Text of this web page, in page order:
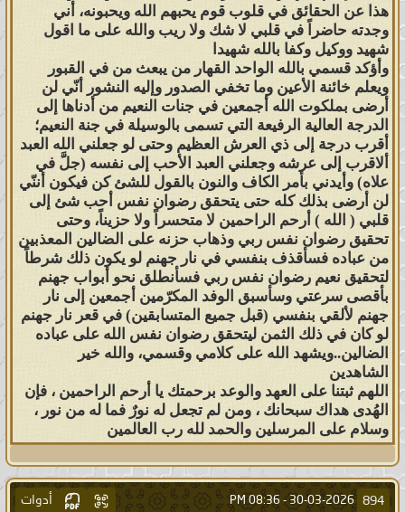
هذا عن الحقائق في قلوب قوم يحبهم الله ويحبونه، أني
وجدته حاضراً في قلبي لا شك ولا ريب والله على ما اقول
شهيد ووكيل وكفا بالله شهيدا
وأؤكد قسمي بالله الواحد القهار من يبعث من في القبور
ويعلم خائنة الأعين وما تخفي الصدور وإليه النشور أنّي لن
أرضى بملكوت الله أجمعين في جنات النعيم من أدناها إلى
الدرجة العالية الرفيعة التي تسمى بالوسيلة في جنة النعيم؛
أقرب درجة إلى ذي العرش العظيم وحتى لو جعلني الله العبد
ألاقرب إلى عرشه وجعلني العبد الأحب إلى نفسه (جلَّ في
علاه) وأيدني بأمر الكاف والنون بالقول للشئ كن فيكون أننّي
لن أرضى بذلك كله حتى يتحقق رضوان نفس أحب شئ إلى
قلبي ( الله ) أرحم الراحمين لا متحسراً ولا حزيناً، وحتى
تحقيق رضوان نفس ربي وذهاب حزنه على الضالين المعذبين
من عباده فسأقذف بنفسي في نار جهنم لو يكون ذلك شرطاً
لتحقيق نعيم رضوان نفس ربي فسأنطلق نحو أبواب جهنم
بأقصى سرعتي وسأسبق الوفد المكرّمين أجمعين إلى نار
جهنم لألقي بنفسي (قبل جميع المتسابقين) في قعر نار جهنم
لو كان في ذلك الثمن ليتحقق رضوان نفس الله على عباده
الضالين..ويشهد الله على كلامي وقسمي، والله خير
الشاهدين
اللهم ثبتنا على العهد والوعد برحمتك يا أرحم الراحمين ، فإن
الهُدى هداك سبحانك ، ومن لم تجعل له نورٌ فما له من نور ،
وسلام على المرسلين والحمد لله رب العالمين
894
30-03-2026 -
08:36 PM أدوات